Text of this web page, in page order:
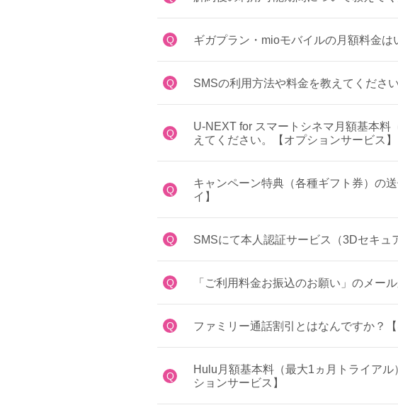
Q ギガプラン・mioモバイルの月額料金は
Q SMSの利用方法や料金を教えてくださ
Q
U-NEXT for スマートシネマ月額基本料
えてください。【オプションサービス】
Q
キャンペーン特典（各種ギフト券）の
イ】
Q SMSにて本人認証サービス（3Dセキュ
Q 「ご利用料金お振込のお願い」のメー
Q ファミリー通話割引とはなんですか？
Q
Hulu月額基本料（最大1ヵ月トライア
ションサービス】